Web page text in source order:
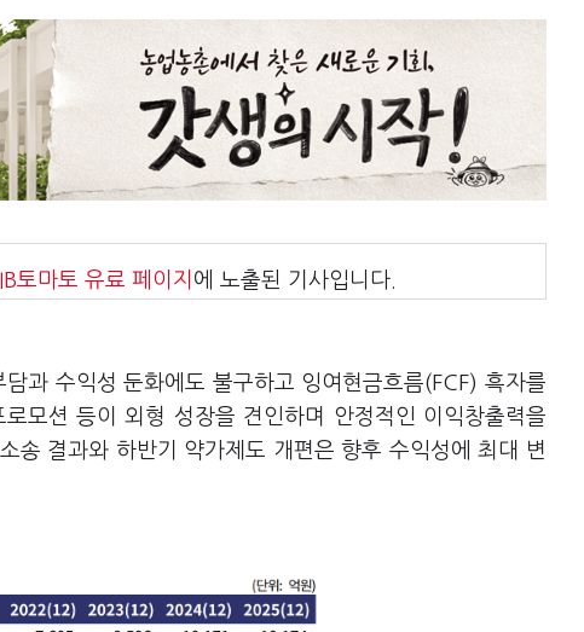
IB토마토 유료 페이지 에 노출된 기사입니다.
담과 수익성 둔화에도 불구하고 잉여현금흐름(FCF) 흑자를
모션 등이 외형 성장을 견인하며 안정적인 이익창출력을
송 결과와 하반기 약가제도 개편은 향후 수익성에 최대 변